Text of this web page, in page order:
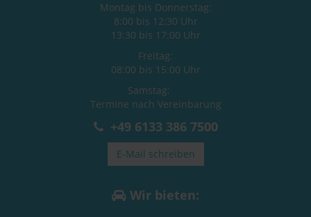
Montag bis Donnerstag:
8:00 bis 12:30 Uhr
13:30 bis 17:00 Uhr
Freitag:
08:00 bis 15:00 Uhr
Samstag:
Termine nach Vereinbarung
+49 6133 386 7500
E-Mail schreiben
Wir bieten: